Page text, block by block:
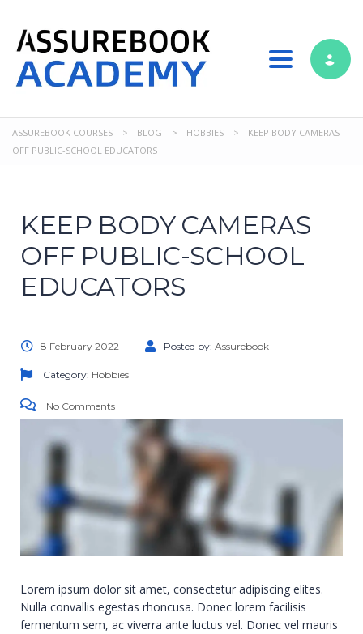
Toggle
ASSUREBOOK COURSES > BLOG > HOBBIES >
KEEP BODY CAMERAS
OFF PUBLIC-SCHOOL EDUCATORS
KEEP BODY CAMERAS
OFF PUBLIC-SCHOOL
EDUCATORS
8 February 2022 Posted by: Assurebook
Category: Hobbies
No Comments
Lorem ipsum dolor sit amet, consectetur adipiscing elites.
Nulla convallis egestas rhoncusa. Donec lorem facilisis
fermentum sem, ac viverra ante luctus vel. Donec vel mauris